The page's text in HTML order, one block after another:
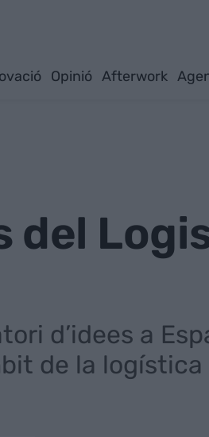
Opinió Afterwork
del
d’idees a
de la logística